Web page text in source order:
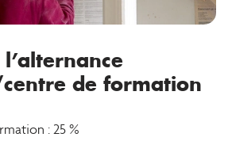
de formation
: 25 %